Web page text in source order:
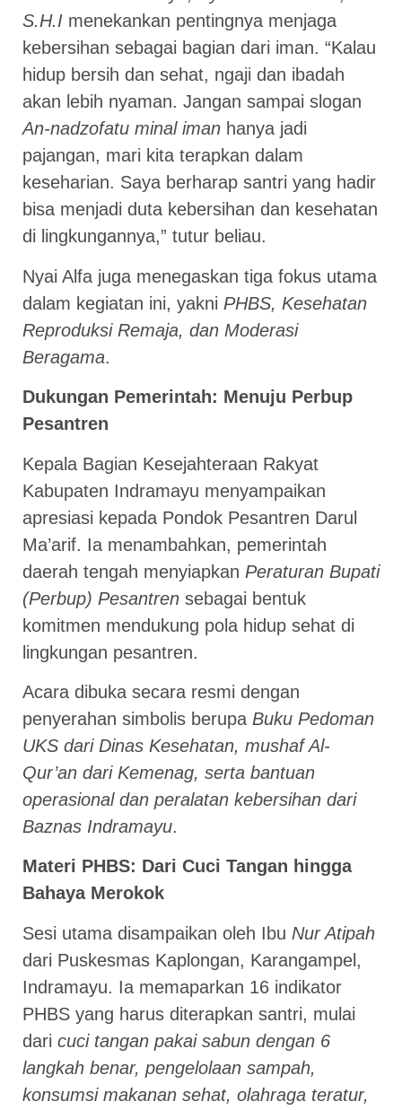
S.H.I menekankan pentingnya menjaga
kebersihan sebagai bagian dari iman. “Kalau
hidup bersih dan sehat, ngaji dan ibadah
akan lebih nyaman. Jangan sampai slogan
An-nadzofatu minal iman hanya jadi
pajangan, mari kita terapkan dalam
keseharian. Saya berharap santri yang hadir
bisa menjadi duta kebersihan dan kesehatan
di lingkungannya,” tutur beliau.
Nyai Alfa juga menegaskan tiga fokus utama
dalam kegiatan ini, yakni PHBS, Kesehatan
Reproduksi Remaja, dan Moderasi
Beragama.
Dukungan Pemerintah: Menuju Perbup
Pesantren
Kepala Bagian Kesejahteraan Rakyat
Kabupaten Indramayu menyampaikan
apresiasi kepada Pondok Pesantren Darul
Ma’arif. Ia menambahkan, pemerintah
daerah tengah menyiapkan Peraturan Bupati
(Perbup) Pesantren sebagai bentuk
komitmen mendukung pola hidup sehat di
lingkungan pesantren.
Acara dibuka secara resmi dengan
penyerahan simbolis berupa Buku Pedoman
UKS dari Dinas Kesehatan, mushaf Al-
Qur’an dari Kemenag, serta bantuan
operasional dan peralatan kebersihan dari
Baznas Indramayu.
Materi PHBS: Dari Cuci Tangan hingga
Bahaya Merokok
Sesi utama disampaikan oleh Ibu Nur Atipah
dari Puskesmas Kaplongan, Karangampel,
Indramayu. Ia memaparkan 16 indikator
PHBS yang harus diterapkan santri, mulai
dari cuci tangan pakai sabun dengan 6
langkah benar, pengelolaan sampah,
konsumsi makanan sehat, olahraga teratur,